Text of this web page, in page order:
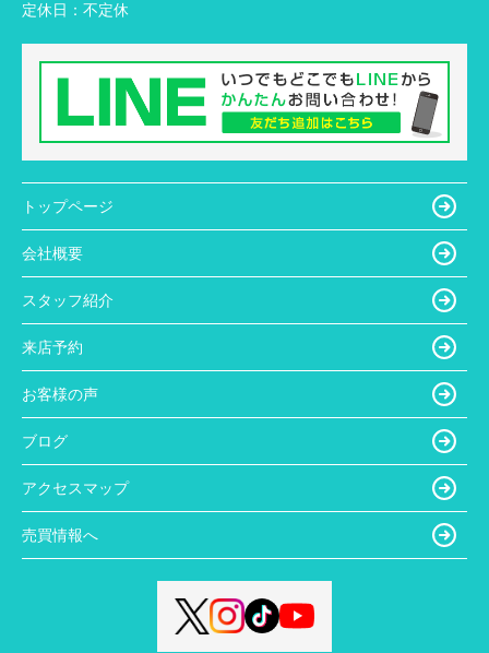
定休日： 不定休
トップページ
会社概要
スタッフ紹介
来店予約
お客様の声
ブログ
アクセスマップ
売買情報へ